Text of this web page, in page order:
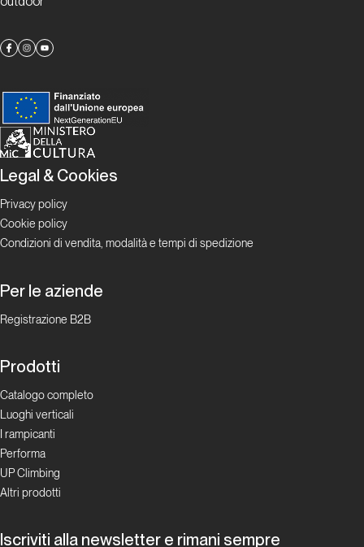
Shower
Meltdown
Adam
& Evi
Top Routes
L’Odyssee
e Babsi
Top Routes
Il
marziano
dell’Eiger
Personaggi
Legal & Cookies
Privacy policy
Cookie policy
Condizioni di vendita, modalità e tempi di spedizione
Per le aziende
Registrazione B2B
Prodotti
Catalogo completo
Luoghi verticali
I rampicanti
Performa
UP Climbing
Altri prodotti
Iscriviti alla newsletter e rimani sempre